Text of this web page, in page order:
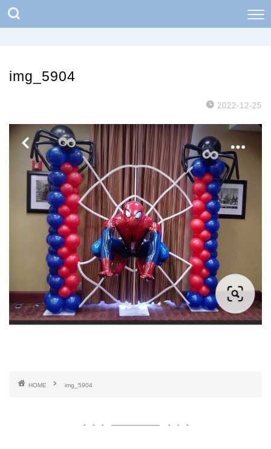
img_5904
2022-12-25
HOME img_5904